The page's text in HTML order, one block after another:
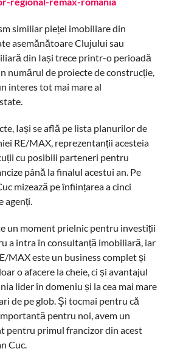
similiar pieței imobiliare din
asemănătoare Clujului sau
din Iași trece printr-o perioadă
numărul de proiecte de construcție,
interes tot mai mare al
Iași se află pe lista planurilor de
RE/MAX, reprezentanții acesteia
cu posibili parteneri pentru
până la finalul acestui an. Pe
mizează pe înființarea a cinci
agenți.
un moment prielnic pentru investiții
a intra în consultanță imobiliară, iar
MAX este un business complet și
o afacere la cheie, ci și avantajul
lider în domeniu și la cea mai mare
de pe glob. Şi tocmai pentru că
pentru noi, avem un
pentru primul francizor din acest
Cuc.